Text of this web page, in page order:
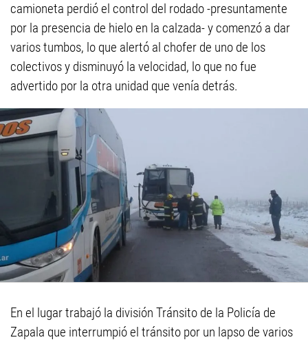
camioneta perdió el control del rodado -presuntamente
por la presencia de hielo en la calzada- y comenzó a dar
varios tumbos, lo que alertó al chofer de uno de los
colectivos y disminuyó la velocidad, lo que no fue
advertido por la otra unidad que venía detrás.
En el lugar trabajó la división Tránsito de la Policía de
Zapala que interrumpió el tránsito por un lapso de varios